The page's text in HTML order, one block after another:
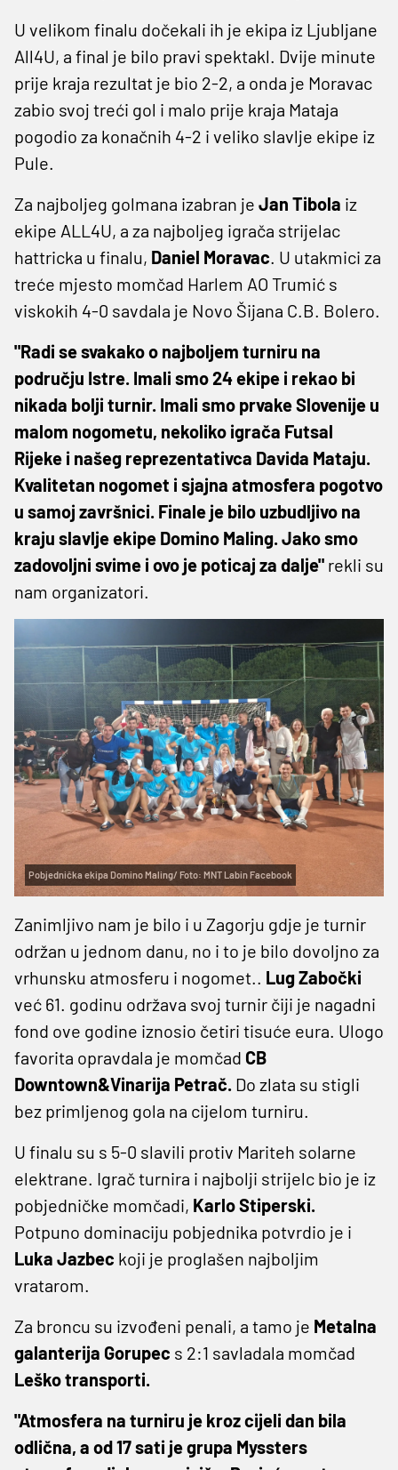
U velikom finalu dočekali ih je ekipa iz Ljubljane
All4U, a final je bilo pravi spektakl. Dvije minute
prije kraja rezultat je bio 2-2, a onda je Moravac
zabio svoj treći gol i malo prije kraja Mataja
pogodio za konačnih 4-2 i veliko slavlje ekipe iz
Pule.
Za najboljeg golmana izabran je Jan Tibola iz
ekipe ALL4U, a za najboljeg igrača strijelac
hattricka u finalu, Daniel Moravac. U utakmici za
treće mjesto momčad Harlem AO Trumić s
viskokih 4-0 savdala je Novo Šijana C.B. Bolero.
"Radi se svakako o najboljem turniru na
području Istre. Imali smo 24 ekipe i rekao bi
nikada bolji turnir. Imali smo prvake Slovenije u
malom nogometu, nekoliko igrača Futsal
Rijeke i našeg reprezentativca Davida Mataju.
Kvalitetan nogomet i sjajna atmosfera pogotvo
u samoj završnici. Finale je bilo uzbudljivo na
kraju slavlje ekipe Domino Maling. Jako smo
zadovoljni svime i ovo je poticaj za dalje" rekli su
nam organizatori.
Pobjednička ekipa Domino Maling/ Foto: MNT Labin Facebook
Zanimljivo nam je bilo i u Zagorju gdje je turnir
održan u jednom danu, no i to je bilo dovoljno za
vrhunsku atmosferu i nogomet.. Lug Zabočki
već 61. godinu održava svoj turnir čiji je nagadni
fond ove godine iznosio četiri tisuće eura. Ulogo
favorita opravdala je momčad CB
Downtown&Vinarija Petrač. Do zlata su stigli
bez primljenog gola na cijelom turniru.
U finalu su s 5-0 slavili protiv Mariteh solarne
elektrane. Igrač turnira i najbolji strijelc bio je iz
pobjedničke momčadi, Karlo Stiperski.
Potpuno dominaciju pobjednika potvrdio je i
Luka Jazbec koji je proglašen najboljim
vratarom.
Za broncu su izvođeni penali, a tamo je Metalna
galanterija Gorupec s 2:1 savladala momčad
Leško transporti.
"Atmosfera na turniru je kroz cijeli dan bila
odlična, a od 17 sati je grupa Myssters